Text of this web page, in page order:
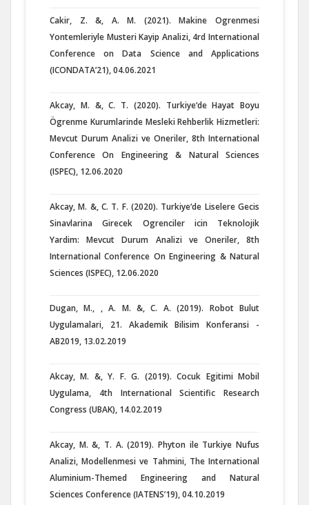
Cakir, Z. &, A. M. (2021). Makine Ogrenmesi
Yontemleriyle Musteri Kayip Analizi, 4rd International
Conference on Data Science and Applications
(ICONDATA’21), 04.06.2021
Akcay, M. &, C. T. (2020). Turkiye‘de Hayat Boyu
Ögrenme Kurumlarinde Mesleki Rehberlik Hizmetleri:
Mevcut Durum Analizi ve Oneriler, 8th International
Conference On Engineering & Natural Sciences
(ISPEC), 12.06.2020
Akcay, M. &, C. T. F. (2020). Turkiye‘de Liselere Gecis
Sinavlarina Girecek Ogrenciler icin Teknolojik
Yardim: Mevcut Durum Analizi ve Oneriler, 8th
International Conference On Engineering & Natural
Sciences (ISPEC), 12.06.2020
Dugan, M., , A. M. &, C. A. (2019). Robot Bulut
Uygulamalari, 21. Akademik Bilisim Konferansi -
AB2019, 13.02.2019
Akcay, M. &, Y. F. G. (2019). Cocuk Egitimi Mobil
Uygulama, 4th International Scientific Research
Congress (UBAK), 14.02.2019
Akcay, M. &, T. A. (2019). Phyton ile Turkiye Nufus
Analizi, Modellenmesi ve Tahmini, The International
Aluminium-Themed Engineering and Natural
Sciences Conference (IATENS’19), 04.10.2019